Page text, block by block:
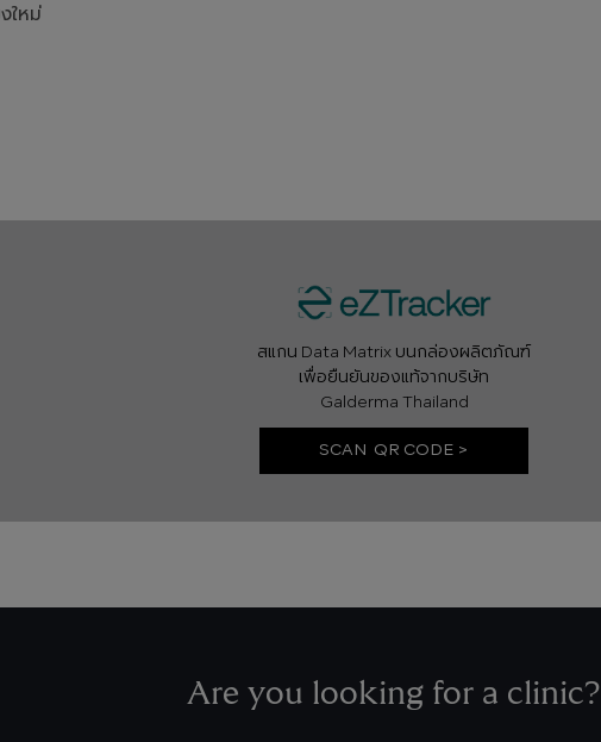
ใหม่
สแกน Data Matrix บนกล่องผลิตภัณฑ์
เพื่อยืนยันของแท้จากบริษัท
Galderma Thailand
SCAN QR CODE >
Are you looking for a clinic?